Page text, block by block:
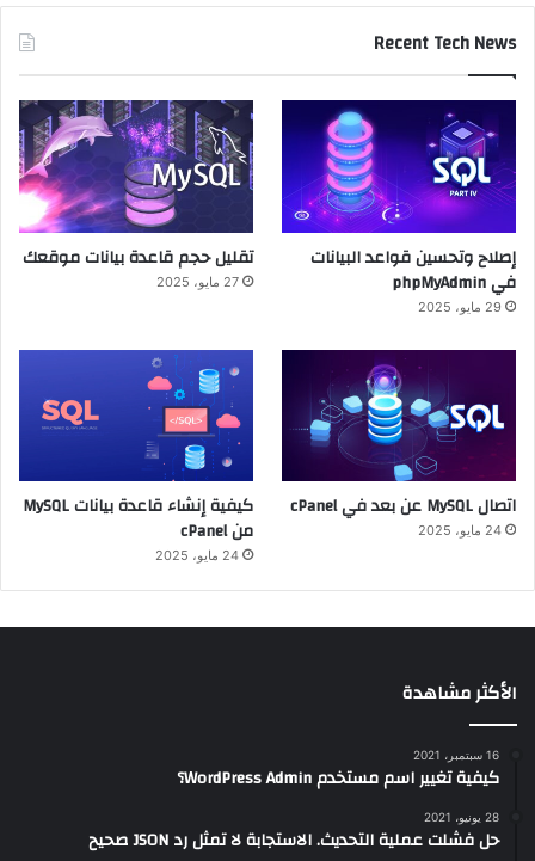
Recent Tech News
إصلاح وتحسين قواعد البيانات
في phpMyAdmin
29 مايو، 2025
تقليل حجم قاعدة بيانات موقعك
27 مايو، 2025
اتصال MySQL عن بعد في cPanel
24 مايو، 2025
كيفية إنشاء قاعدة بيانات MySQL
من cPanel
24 مايو، 2025
الأكثر مشاهدة
16 سبتمبر، 2021
كيفية تغيير اسم مستخدم WordPress Admin؟
28 يونيو، 2021
حل فشلت عملية التحديث. الاستجابة لا تمثل رد JSON صحيح